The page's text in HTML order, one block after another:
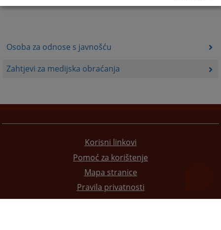
Osoba za odnose s javnošću
Zahtjevi za medijska obraćanja
Korisni linkovi
Pomoć za korištenje
Mapa stranice
Pravila privatnosti